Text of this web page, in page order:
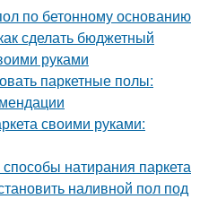
по бетонному основанию
сделать бюджетный
руками
паркетные полы:
своими руками:
натирания паркета
наливной пол под